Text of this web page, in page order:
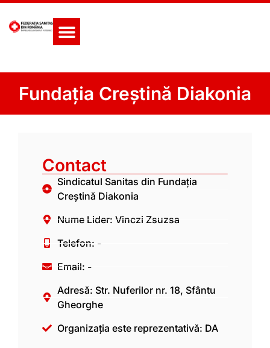
Fundația Creștină Diakonia
Contact
Sindicatul Sanitas din Fundația
Creștină Diakonia
Nume Lider: Vinczi Zsuzsa
Telefon: -
Email: -
Adresă: Str. Nuferilor nr. 18, Sfântu
Gheorghe
Organizația este reprezentativă: DA